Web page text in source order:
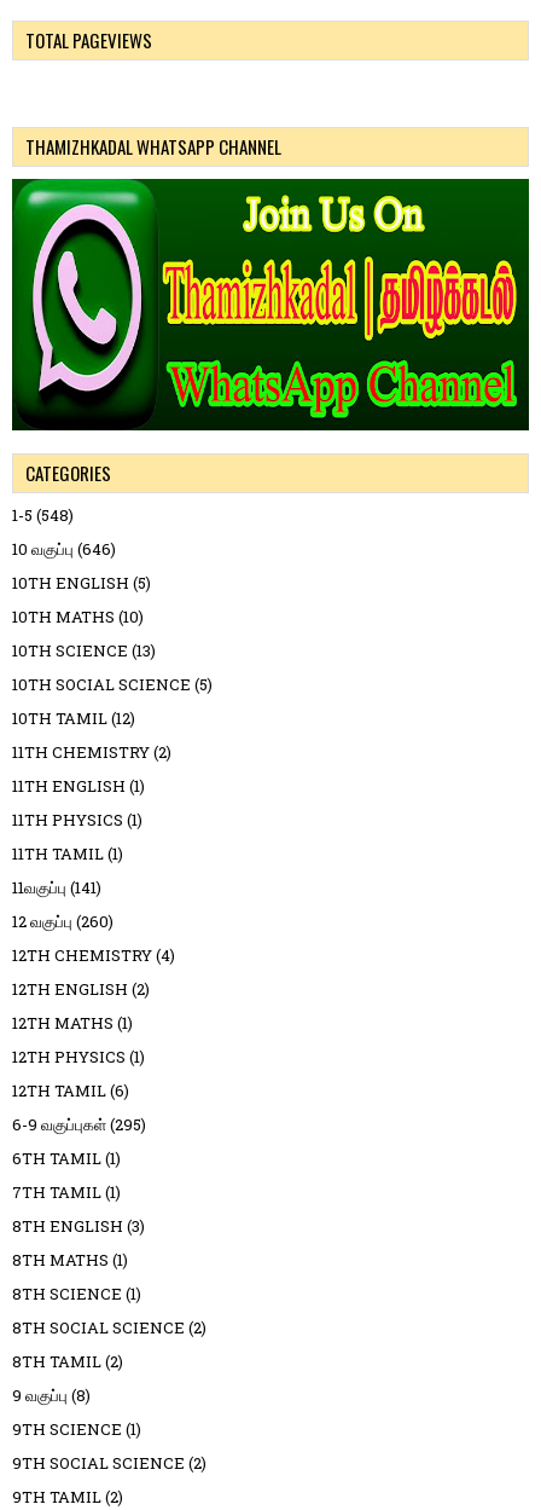
TOTAL PAGEVIEWS
THAMIZHKADAL WHATSAPP CHANNEL
CATEGORIES
1-5 (548)
10 வகுப்பு (646)
10TH ENGLISH (5)
10TH MATHS (10)
10TH SCIENCE (13)
10TH SOCIAL SCIENCE (5)
10TH TAMIL(12)
11TH CHEMISTRY(2)
11TH ENGLISH (1)
11TH PHYSICS (1)
11TH TAMIL(1)
11வகுப்பு (141)
12 வகுப்பு (260)
12TH CHEMISTRY(4)
12TH ENGLISH (2)
12TH MATHS (1)
12TH PHYSICS (1)
12TH TAMIL(6)
6-9 வகுப்புகள்(295)
6TH TAMIL(1)
7TH TAMIL(1)
8TH ENGLISH (3)
8TH MATHS (1)
8TH SCIENCE (1)
8TH SOCIAL SCIENCE (2)
8TH TAMIL(2)
9 வகுப்பு (8)
9TH SCIENCE (1)
9TH SOCIAL SCIENCE (2)
9TH TAMIL(2)